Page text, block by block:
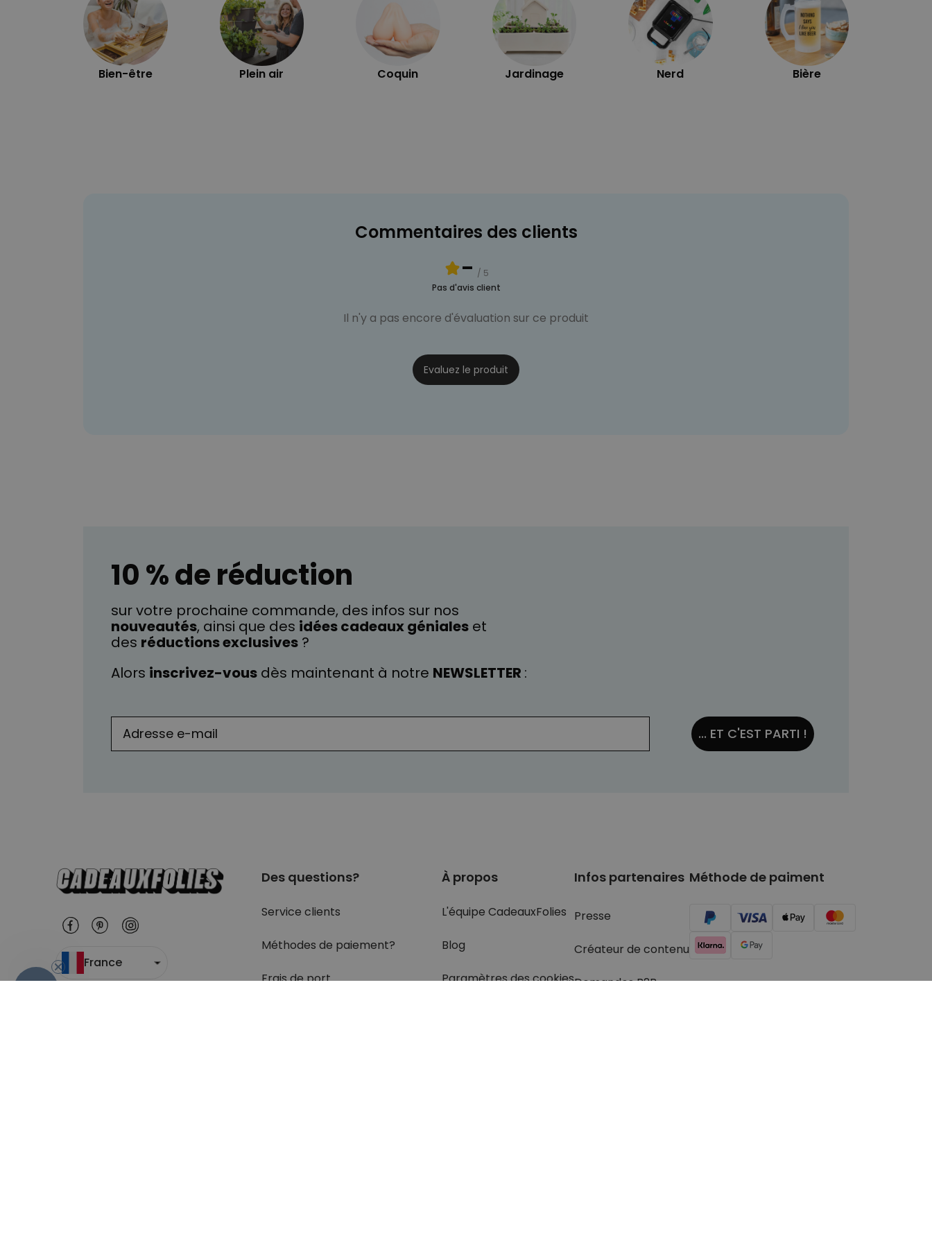
Bien-être Plein air Coquin Jardinage Nerd Bière
Commentaires des clients
- / 5
Pas d'avis client
Il n'y a pas encore d'évaluation sur ce produit
Evaluez le produit
10 % de réduction
sur votre prochaine commande, des infos sur nos
nouveautés, ainsi que des idées cadeaux géniales et
des réductions exclusives ?
Alors inscrivez-vous dès maintenant à notre NEWSLETTER :
... ET C'EST PARTI !
France
Des questions?
Service clients
Méthodes de paiement?
Frais de port
À propos
L'équipe CadeauxFolies
Blog
Paramètres des cookies
Infos partenaires
Presse
Créateur de contenu
Demandes B2B
Méthode de paiment